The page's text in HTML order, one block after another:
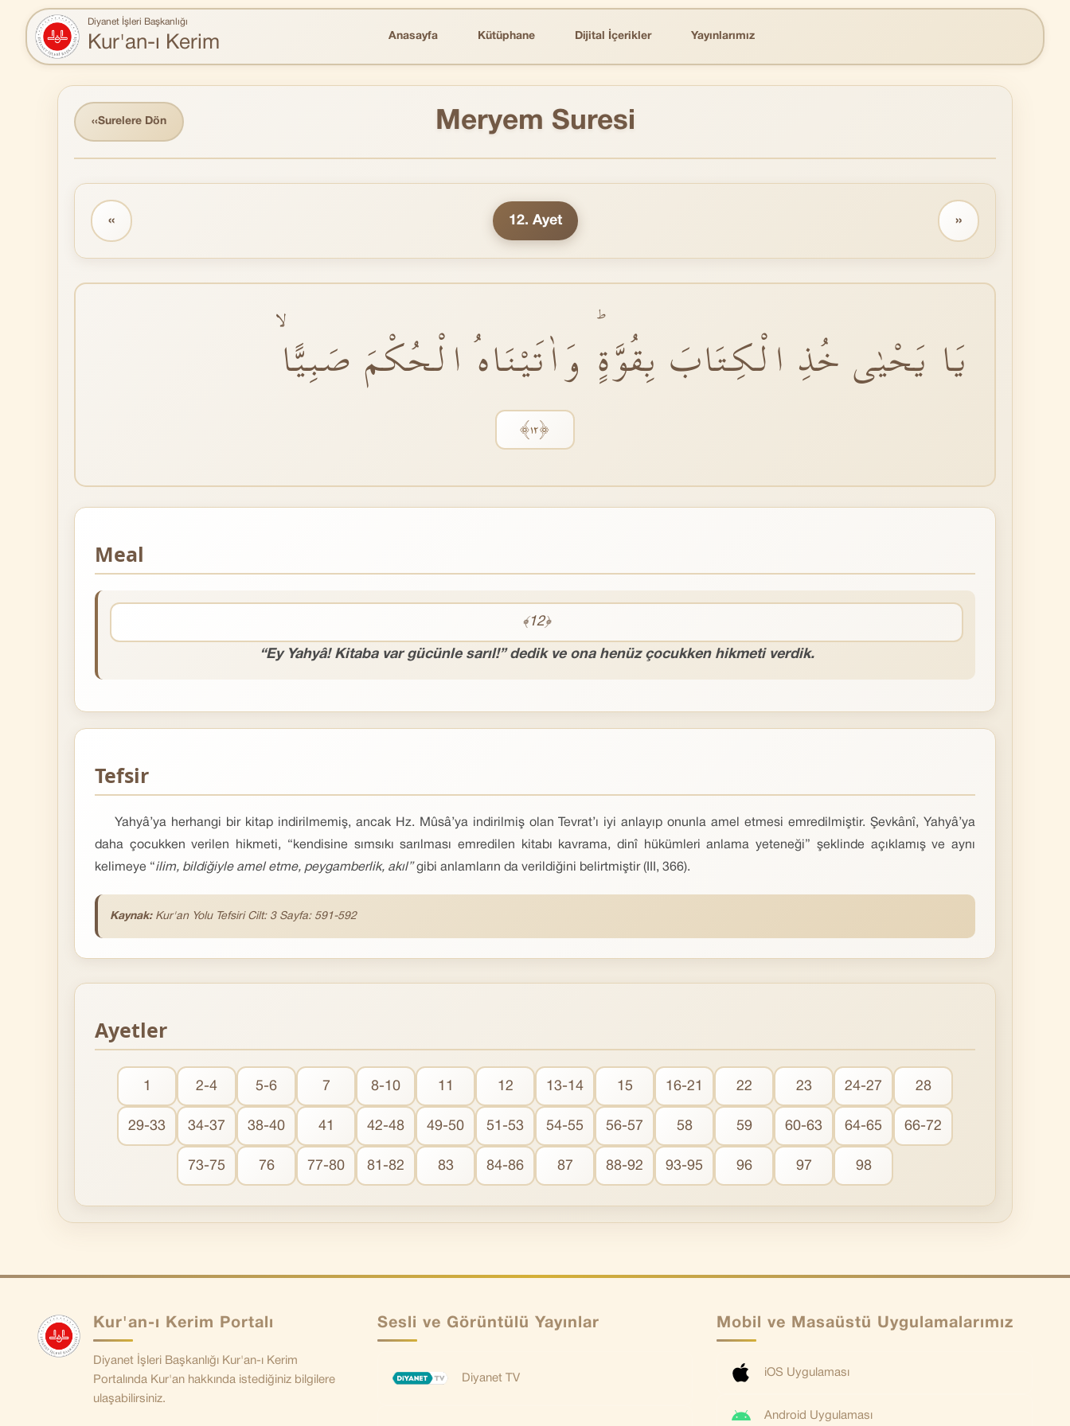
Diyanet İşleri Başkanlığı
Kur'an-ı Kerim Anasayfa Kütüphane Dijital İçerikler Yayınlarımız
‹‹Surelere Dön Meryem Suresi
‹‹ 12. Ayet ››
يَا يَحْيٰى خُذِ الْكِتَابَ بِقُوَّةٍؕ وَاٰتَيْنَاهُ الْحُكْمَ صَبِيًّاۙ
﴿١٢﴾
Meal
﴾12﴿
“Ey Yahyâ! Kitaba var gücünle sarıl!” dedik ve ona henüz çocukken hikmeti verdik.
Tefsir
Yahyâ’ya herhangi bir kitap indirilmemiş, ancak Hz. Mûsâ’ya indirilmiş olan Tevrat’ı iyi anlayıp onunla amel etmesi emredilmiştir. Şevkânî, Yahyâ’ya
daha çocukken verilen hikmeti, “kendisine sımsıkı sarılması emredilen kitabı kavrama, dinî hükümleri anlama yeteneği” şeklinde açıklamış ve aynı
kelimeye “ilim, bildiğiyle amel etme, peygamberlik, akıl” gibi anlamların da verildiğini belirtmiştir (III, 366).
Kaynak: Kur'an Yolu Tefsiri Cilt: 3 Sayfa: 591-592
Ayetler
1 2-4 5-6 7 8-10 11 12 13-14 15 16-21 22 23 24-27 28
29-33 34-37 38-40 41 42-48 49-50 51-53 54-55 56-57 58 59 60-63 64-65 66-72
73-75 76 77-80 81-82 83 84-86 87 88-92 93-95 96 97 98
Kur'an-ı Kerim Portalı
Diyanet İşleri Başkanlığı Kur'an-ı Kerim
Portalında Kur'an hakkında istediğiniz bilgilere
ulaşabilirsiniz.
Sesli ve Görüntülü Yayınlar
Diyanet TV
Mobil ve Masaüstü Uygulamalarımız
iOS Uygulaması
Android Uygulaması